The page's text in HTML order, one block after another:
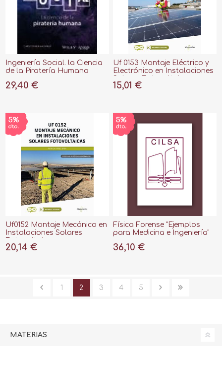
Ingeniería Social. la Ciencia
de la Piratería Humana
29,40 €
Uf 0153 Montaje Eléctrico y
Electrónico en Instalaciones
15,01 €
Uf0152 Montaje Mecánico en
Instalaciones Solares
20,14 €
Física Forense "Ejemplos
para Medicina e Ingeniería"
36,10 €
1 2 3 4 5
MATERIAS